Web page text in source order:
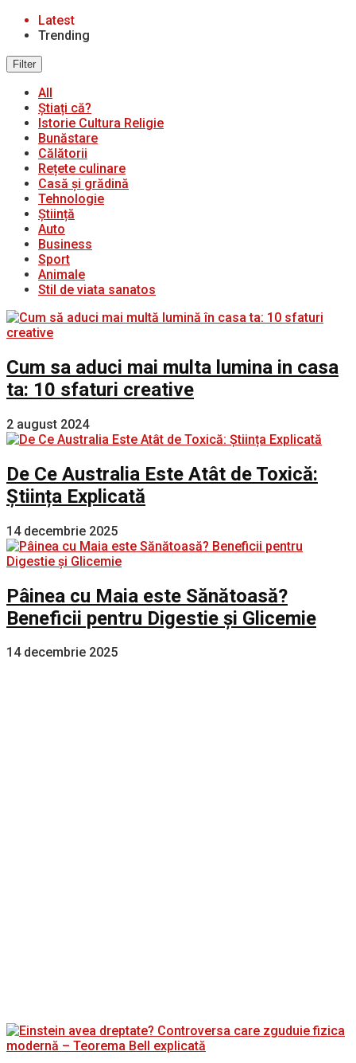
Latest
Trending
Filter
All
Știați că?
Istorie Cultura Religie
Bunăstare
Călătorii
Rețete culinare
Casă și grădină
Tehnologie
Știință
Auto
Business
Sport
Animale
Stil de viata sanatos
Cum sa aduci mai multa lumina in casa
ta: 10 sfaturi creative
2 august 2024
De Ce Australia Este Atât de Toxică:
Știința Explicată
14 decembrie 2025
Pâinea cu Maia este Sănătoasă?
Beneficii pentru Digestie și Glicemie
14 decembrie 2025